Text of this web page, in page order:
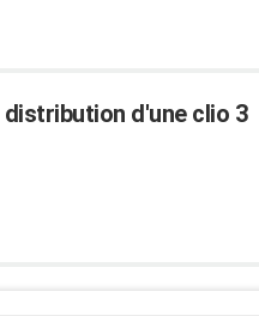
d'une clio 3